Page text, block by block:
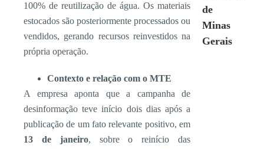
100% de reutilização de água. Os materiais
estocados são posteriormente processados ou
vendidos, gerando recursos reinvestidos na
própria operação.
Contexto e relação com o MTE
A empresa aponta que a campanha de
desinformação teve início dois dias após a
publicação de um fato relevante positivo, em
13 de janeiro, sobre o reinício das
de
Minas
Gerais